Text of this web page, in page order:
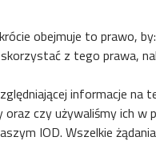
obejmuje to prawo, by:
z tego prawa,
informacje na
czy używaliśmy ich w
IOD. Wszelkie